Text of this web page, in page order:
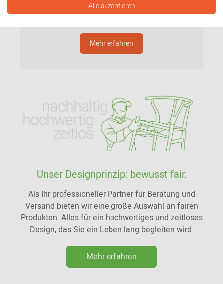
Lesen Sie hier mehr über unseren Anspruch an uns
selbst.
Mehr erfahren
Unser Designprinzip: bewusst fair.
Als Ihr professioneller Partner für Beratung und
Versand bieten wir eine große Auswahl an fairen
Produkten. Alles für ein hochwertiges und zeitloses
Design, das Sie ein Leben lang begleiten wird.
Mehr erfahren
Alle akzeptieren